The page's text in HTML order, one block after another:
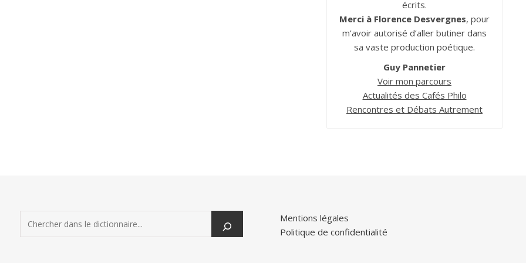
écrits.
Merci à Florence Desvergnes, pour
m’avoir autorisé d’aller butiner dans
sa vaste production poétique.
Guy Pannetier
Voir mon parcours
Actualités des Cafés Philo
Rencontres et Débats Autrement
Mentions légales
Politique de confidentialité